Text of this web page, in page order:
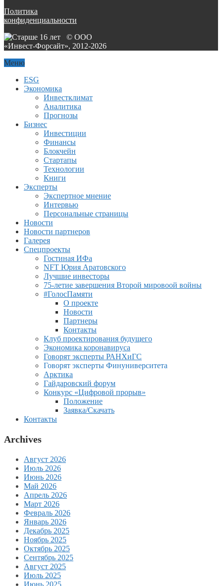
Политика
конфиденциальности
© ООО
«Инвест-Форсайт», 2012-2026
Меню
ESG
Экономика
Инвестклимат
Аналитика
Прогнозы
Бизнес
Инвестиции
Финансы
Блокчейн
Стартапы
Технологии
Книги
Эксперты
Экспертное мнение
Интервью
Персональные страницы
Новости
Новости партнеров
Галерея
Спецпроекты
Гостиная ИФа
NFT Юрия Аратовского
Лучшие инвесторы
75-летие завершения Второй мировоой войны
#ГолосПамяти
О проекте
Новости
Партнеры
Контакты
Клуб проектирования будущего
Экономика коронавируса
Говорят эксперты РАНХиГС
Говорят эксперты Финуниверситета
Арктика
Гайдаровский форум
Конкурс «Цифровой прорыв»
Положение
Заявка/Скачать
Контакты
Archives
Август 2026
Июль 2026
Июнь 2026
Май 2026
Апрель 2026
Март 2026
Февраль 2026
Январь 2026
Декабрь 2025
Ноябрь 2025
Октябрь 2025
Сентябрь 2025
Август 2025
Июль 2025
Июнь 2025